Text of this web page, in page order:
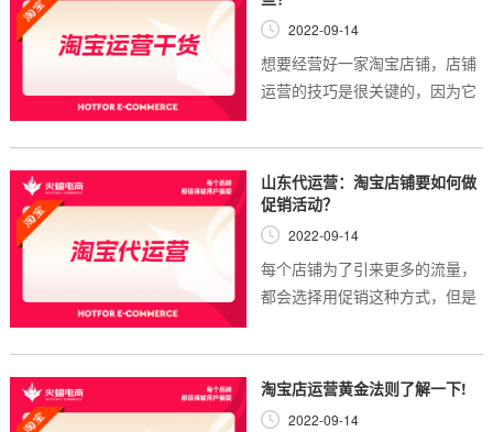
2022-09-14
想要经营好一家淘宝店铺，店铺
运营的技巧是很关键的，因为它
基础，所以淘宝卖家在经营店铺
前，先要学习的就是有关运营方
面的知识。但是...
山东代运营：淘宝店铺要如何做
促销活动？
2022-09-14
每个店铺为了引来更多的流量，
都会选择用促销这种方式，但是
却没有达到理想程度，这时候这
些商家就会想是因为促销力度不
够，还是选择的...
淘宝店运营黄金法则了解一下!
2022-09-14